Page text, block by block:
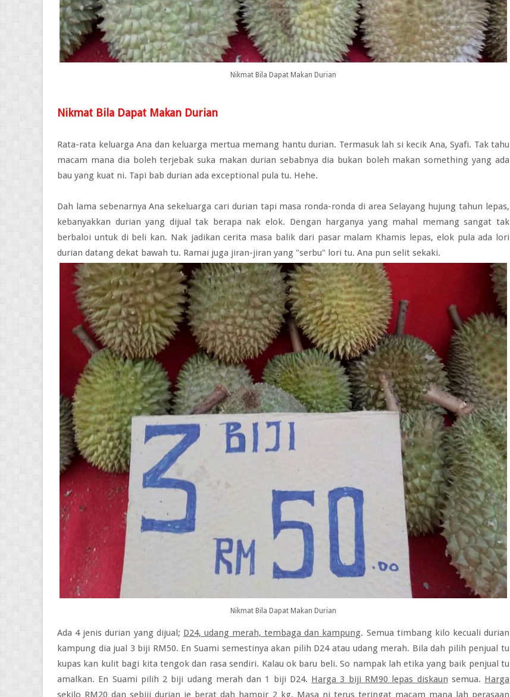
Nikmat Bila Dapat Makan Durian
Nikmat Bila Dapat Makan Durian
Rata-rata keluarga Ana dan keluarga mertua memang hantu durian. Termasuk lah si kecik Ana, Syafi. Tak tahu
macam mana dia boleh terjebak suka makan durian sebabnya dia bukan boleh makan something yang ada
bau yang kuat ni. Tapi bab durian ada exceptional pula tu. Hehe.
Dah lama sebenarnya Ana sekeluarga cari durian tapi masa ronda-ronda di area Selayang hujung tahun lepas,
kebanyakkan durian yang dijual tak berapa nak elok. Dengan harganya yang mahal memang sangat tak
berbaloi untuk di beli kan. Nak jadikan cerita masa balik dari pasar malam Khamis lepas, elok pula ada lori
durian datang dekat bawah tu. Ramai juga jiran-jiran yang "serbu" lori tu. Ana pun selit sekaki.
Nikmat Bila Dapat Makan Durian
Ada 4 jenis durian yang dijual; D24, udang merah, tembaga dan kampung. Semua timbang kilo kecuali durian
kampung dia jual 3 biji RM50. En Suami semestinya akan pilih D24 atau udang merah. Bila dah pilih penjual tu
kupas kan kulit bagi kita tengok dan rasa sendiri. Kalau ok baru beli. So nampak lah etika yang baik penjual tu
amalkan. En Suami pilih 2 biji udang merah dan 1 biji D24. Harga 3 biji RM90 lepas diskaun semua. Harga
sekilo RM20 dan sebiji durian je berat dah hampir 2 kg. Masa ni terus teringat macam mana lah perasaan